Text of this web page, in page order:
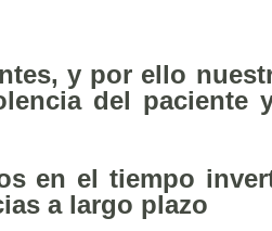
y por ello
del paciente
en el tiempo
a largo plazo